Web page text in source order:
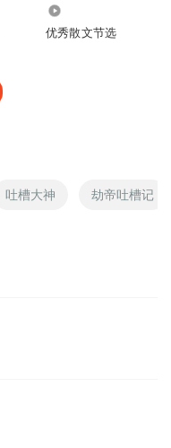
优秀散文节选
吐槽大神 劫帝吐槽记